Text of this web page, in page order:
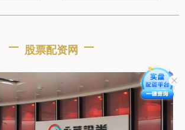
股票配资网